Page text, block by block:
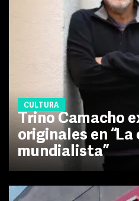
CULTURA
Trino Camacho
originales en “La
mundialista”